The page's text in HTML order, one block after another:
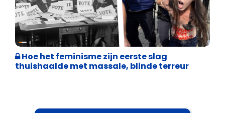
Cultuuroorlog
Hoe het feminisme zijn eerste slag
thuishaalde met massale, blinde terreur